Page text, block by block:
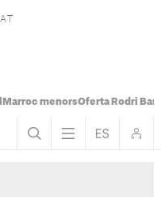
Marroc menorsOferta Rodri